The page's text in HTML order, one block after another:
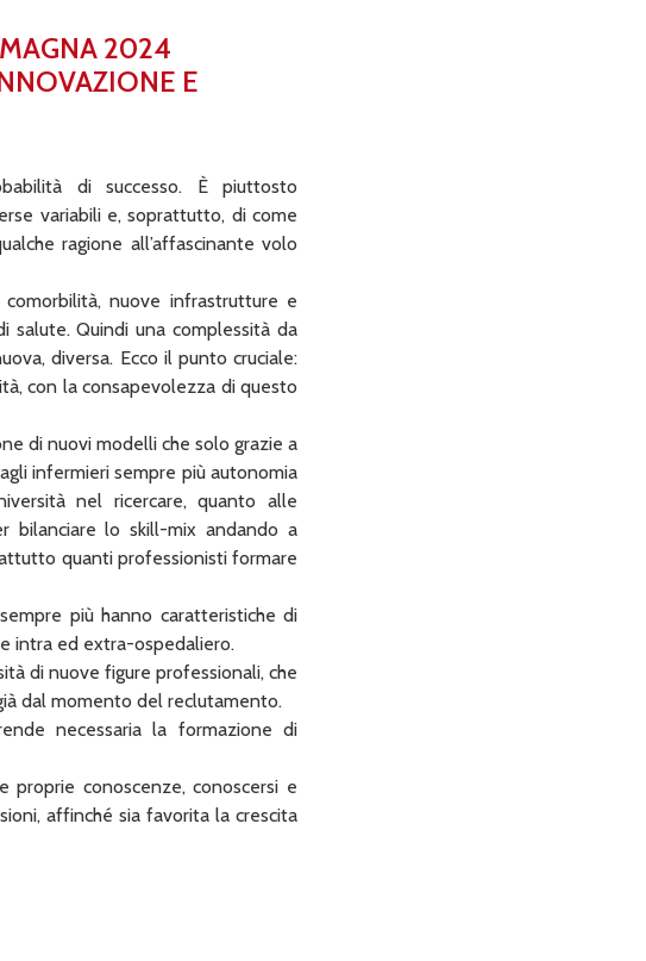
2024
E
di successo. È piuttosto
variabili e, soprattutto, di come
ragione all’affascinante volo
nuove infrastrutture e
Quindi una complessità da
diversa. Ecco il punto cruciale:
con la consapevolezza di questo
di nuovi modelli che solo grazie a
infermieri sempre più autonomia
nel ricercare, quanto alle
bilanciare lo skill-mix andando a
quanti professionisti formare
più hanno caratteristiche di
intra ed extra-ospedaliero.
di nuove figure professionali, che
dal momento del reclutamento.
necessaria la formazione di
conoscenze, conoscersi e
affinché sia favorita la crescita